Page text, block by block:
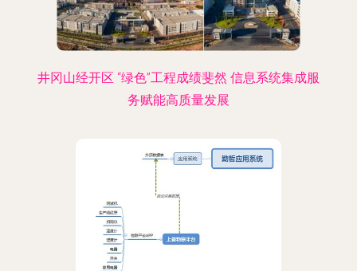
井冈山经开区 “绿色”工程成绩斐然 信息系统集成服
务赋能高质量发展